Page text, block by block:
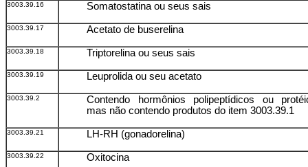
3003.39.16 Somatostatina ou seus sais
3003.39.17 Acetato de buserelina
3003.39.18 Triptorelina ou seus sais
3003.39.19 Leuprolida ou seu acetato
3003.39.2
Contendo hormônios polipeptídicos ou
mas não contendo produtos do item 3003.39.1
3003.39.21 LH-RH (gonadorelina)
3003.39.22 Oxitocina